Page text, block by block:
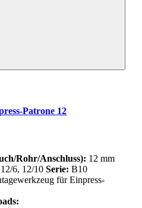
Patrone 12
Rohr/Anschluss): 12 mm
6, 12/10 Serie: B10
für Einpress-